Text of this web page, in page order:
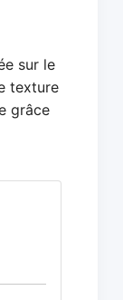
sur le
texture
grâce